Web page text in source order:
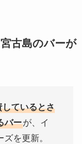
古島のバーが
ているとさ
バーが、イ
を更新。